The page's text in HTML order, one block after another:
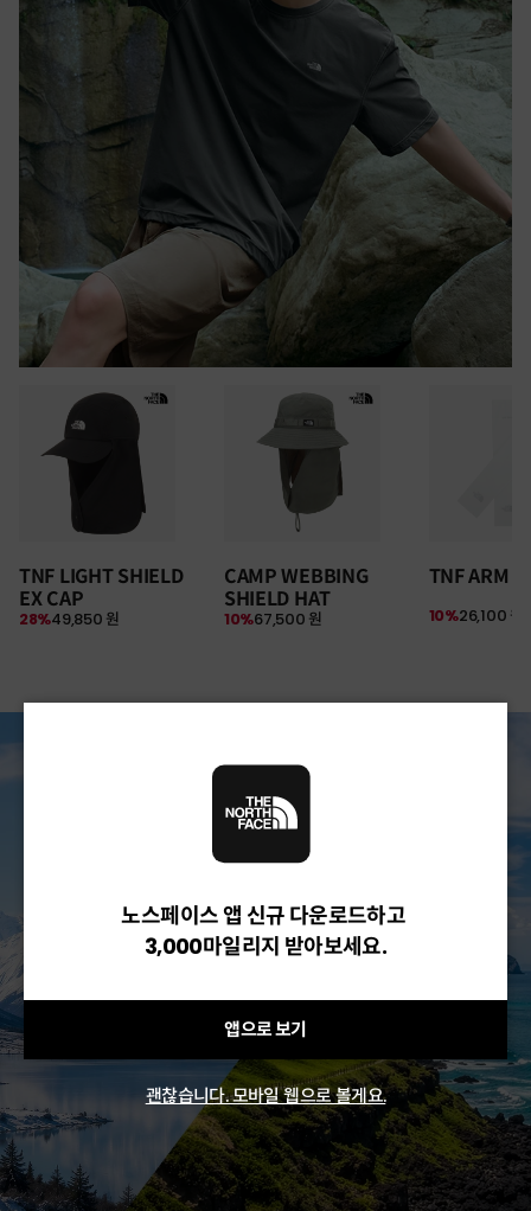
TNF LIGHT SHIELD
EX CAP
49,850 원
28%
CAMP WEBBING
SHIELD HAT
67,500 원
10%
TNF ARM
26,100 원
10%
여름 탈출 원정대
30만원 이상 구매 시
뉴질랜드 & 제주도 여행권 증정 찬스
노스페이스 앱 신규 다운로드하고
3,000마일리지 받아보세요.
앱으로 보기
괜찮습니다. 모바일 웹으로 볼게요.